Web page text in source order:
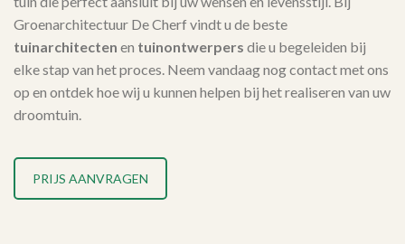
Groenarchitectuur De Cherf vindt u de beste
tuinarchitecten en tuinontwerpers die u begeleiden bij
elke stap van het proces. Neem vandaag nog contact met ons
op en ontdek hoe wij u kunnen helpen bij het realiseren van uw
droomtuin.
PRIJS AANVRAGEN